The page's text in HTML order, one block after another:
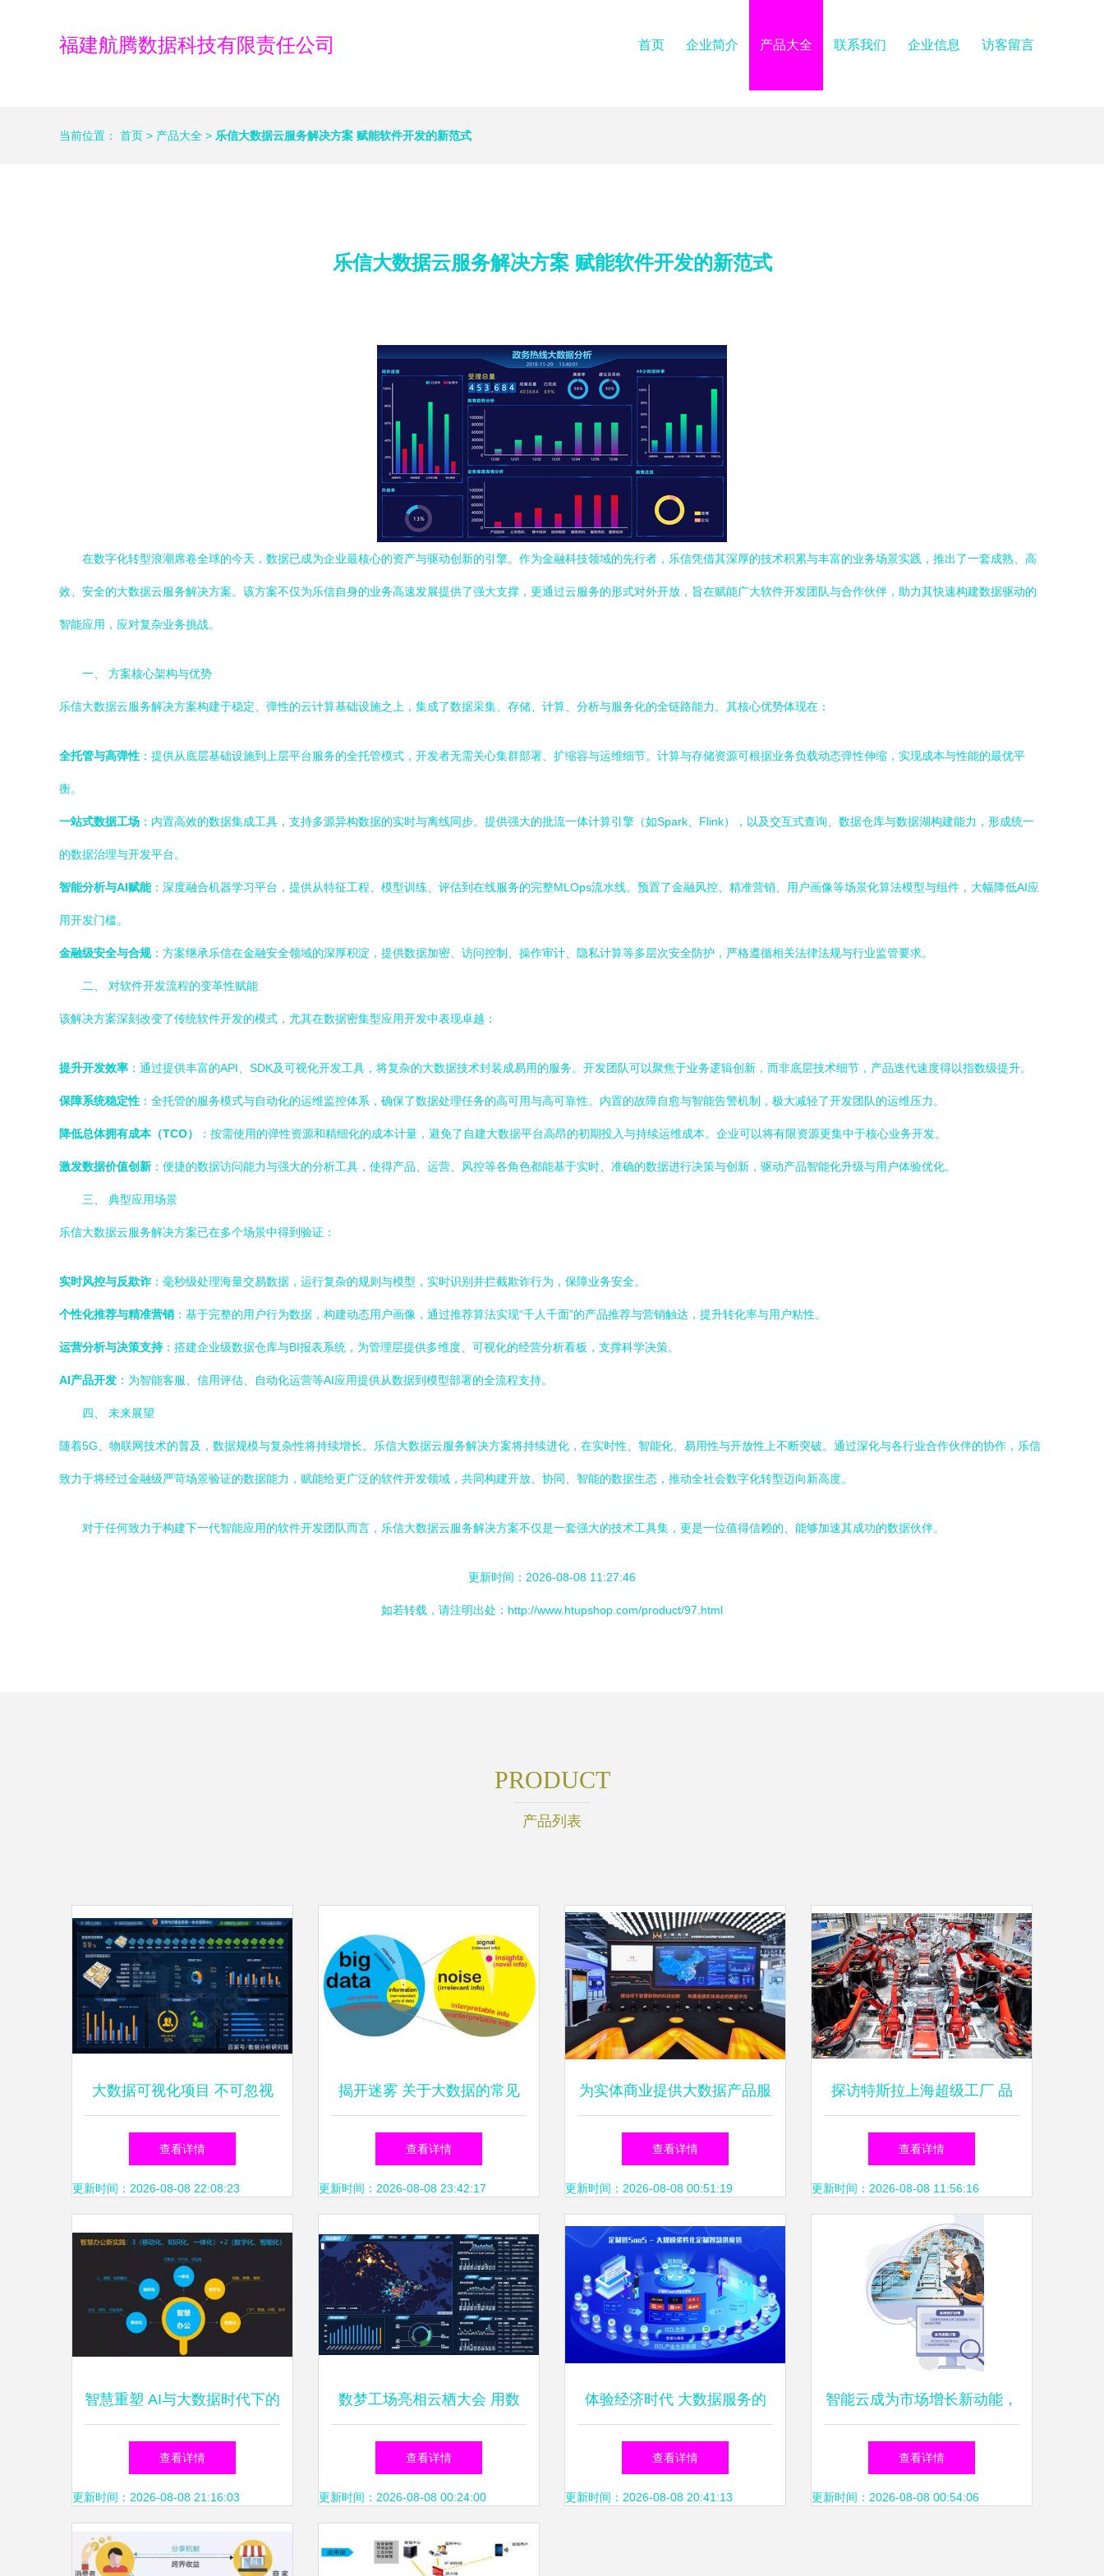
福建航腾数据科技有限责任公司 首页 企业简介 产品大全 联系我们 企业信息 访客留言
当前位置： 首页 > 产品大全 > 乐信大数据云服务解决方案 赋能软件开发的新范式
乐信大数据云服务解决方案 赋能软件开发的新范式
在数字化转型浪潮席卷全球的今天，数据已成为企业最核心的资产与驱动创新的引擎。作为金融科技领域的先行者，乐信凭借其深厚的技术积累与丰富的业务场景实践，推出了一套成熟、高
效、安全的大数据云服务解决方案。该方案不仅为乐信自身的业务高速发展提供了强大支撑，更通过云服务的形式对外开放，旨在赋能广大软件开发团队与合作伙伴，助力其快速构建数据驱动的
智能应用，应对复杂业务挑战。
一、 方案核心架构与优势
乐信大数据云服务解决方案构建于稳定、弹性的云计算基础设施之上，集成了数据采集、存储、计算、分析与服务化的全链路能力。其核心优势体现在：
全托管与高弹性 ：提供从底层基础设施到上层平台服务的全托管模式，开发者无需关心集群部署、扩缩容与运维细节。计算与存储资源可根据业务负载动态弹性伸缩，实现成本与性能的最优平
衡。
一站式数据工场 ：内置高效的数据集成工具，支持多源异构数据的实时与离线同步。提供强大的批流一体计算引擎（如Spark、Flink），以及交互式查询、数据仓库与数据湖构建能力，形成统一
的数据治理与开发平台。
智能分析与AI赋能：深度融合机器学习平台，提供从特征工程、模型训练、评估到在线服务的完整MLOps流水线。预置了金融风控、精准营销、用户画像等场景化算法模型与组件，大幅降低AI应
用开发门槛。
金融级安全与合规：方案继承乐信在金融安全领域的深厚积淀，提供数据加密、访问控制、操作审计、隐私计算等多层次安全防护，严格遵循相关法律法规与行业监管要求。
二、 对软件开发流程的变革性赋能
该解决方案深刻改变了传统软件开发的模式，尤其在数据密集型应用开发中表现卓越：
提升开发效率 ：通过提供丰富的API、SDK及可视化开发工具，将复杂的大数据技术封装成易用的服务。开发团队可以聚焦于业务逻辑创新，而非底层技术细节，产品迭代速度得以指数级提升。
保障系统稳定性 ：全托管的服务模式与自动化的运维监控体系，确保了数据处理任务的高可用与高可靠性。内置的故障自愈与智能告警机制，极大减轻了开发团队的运维压力。
降低总体拥有成本（TCO） ：按需使用的弹性资源和精细化的成本计量，避免了自建大数据平台高昂的初期投入与持续运维成本。企业可以将有限资源更集中于核心业务开发。
激发数据价值创新 ：便捷的数据访问能力与强大的分析工具，使得产品、运营、风控等各角色都能基于实时、准确的数据进行决策与创新，驱动产品智能化升级与用户体验优化。
三、 典型应用场景
乐信大数据云服务解决方案已在多个场景中得到验证：
实时风控与反欺诈 ：毫秒级处理海量交易数据，运行复杂的规则与模型，实时识别并拦截欺诈行为，保障业务安全。
个性化推荐与精准营销 ：基于完整的用户行为数据，构建动态用户画像，通过推荐算法实现“千人千面”的产品推荐与营销触达，提升转化率与用户粘性。
运营分析与决策支持：搭建企业级数据仓库与BI报表系统，为管理层提供多维度、可视化的经营分析看板，支撑科学决策。
AI产品开发 ：为智能客服、信用评估、自动化运营等AI应用提供从数据到模型部署的全流程支持。
四、 未来展望
随着5G、物联网技术的普及，数据规模与复杂性将持续增长。乐信大数据云服务解决方案将持续进化，在实时性、智能化、易用性与开放性上不断突破。通过深化与各行业合作伙伴的协作，乐信
致力于将经过金融级严苛场景验证的数据能力，赋能给更广泛的软件开发领域，共同构建开放、协同、智能的数据生态，推动全社会数字化转型迈向新高度。
对于任何致力于构建下一代智能应用的软件开发团队而言，乐信大数据云服务解决方案不仅是一套强大的技术工具集，更是一位值得信赖的、能够加速其成功的数据伙伴。
更新时间：2026-08-08 11:27:46
如若转载，请注明出处：http://www.htupshop.com/product/97.html
PRODUCT
产品列表
大数据可视化项目 不可忽视
的五大核心难点
查看详情
更新时间：2026-08-08 22:08:23
揭开迷雾 关于大数据的常见
误解与真实的大数据服务
查看详情
更新时间：2026-08-08 23:42:17
为实体商业提供大数据产品服
务，汇纳科技或将为商业资产
评估提供新参考——
2019WAIC企业访谈
查看详情
更新时间：2026-08-08 00:51:19
探访特斯拉上海超级工厂 品
控背后的数据驱动之道
查看详情
更新时间：2026-08-08 11:56:16
智慧重塑 AI与大数据时代下的
制造业办公救赎
查看详情
更新时间：2026-08-08 21:16:03
数梦工场亮相云栖大会 用数
据重构智能软件开发的未来
查看详情
更新时间：2026-08-08 00:24:00
体验经济时代 大数据服务的
产品与服务的双重奏
查看详情
更新时间：2026-08-08 20:41:13
智能云成为市场增长新动能，
推动软件开发展开新篇章
查看详情
更新时间：2026-08-08 00:54:06